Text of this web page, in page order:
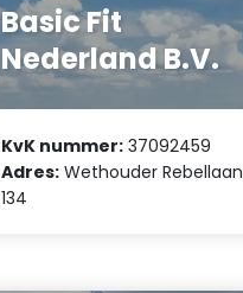
Basic Fit
Nederland B.V.
KvK nummer: 37092459
Adres: Wethouder Rebellaan
134